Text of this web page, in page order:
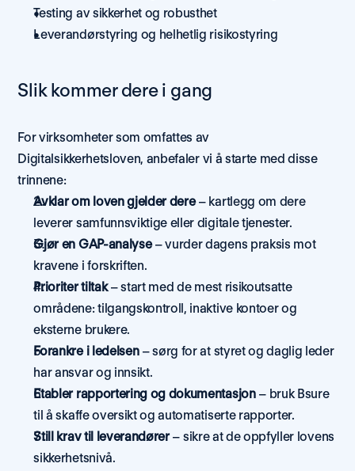
Testing av sikkerhet og robusthet
Leverandørstyring og helhetlig risikostyring
Slik kommer dere i gang
For virksomheter som omfattes av
Digitalsikkerhetsloven, anbefaler vi å starte med disse
trinnene:
Avklar om loven gjelder dere – kartlegg om dere
leverer samfunnsviktige eller digitale tjenester.
Gjør en GAP-analyse – vurder dagens praksis mot
kravene i forskriften.
Prioriter tiltak – start med de mest risikoutsatte
områdene: tilgangskontroll, inaktive kontoer og
eksterne brukere.
Forankre i ledelsen – sørg for at styret og daglig leder
har ansvar og innsikt.
Etabler rapportering og dokumentasjon – bruk Bsure
til å skaffe oversikt og automatiserte rapporter.
Still krav til leverandører – sikre at de oppfyller lovens
sikkerhetsnivå.